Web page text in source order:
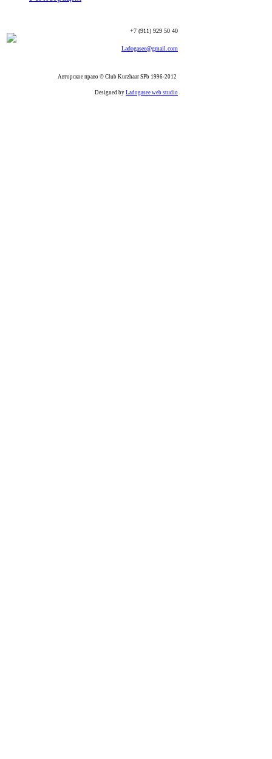
+7 (911) 929 50 40
Ladogasee@gmail.com
Авторское право © Club Kurzhaar SPb 1996-2012
Designed by Ladogasee web studio